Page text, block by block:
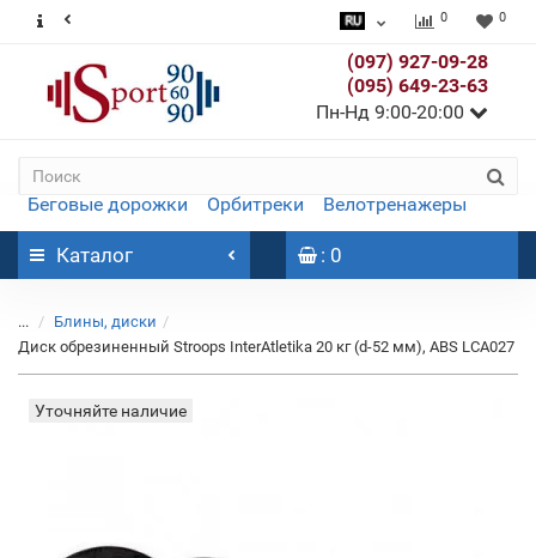
0 0
(097) 927-09-28
(095) 649-23-63
Пн-Нд 9:00-20:00
Беговые дорожки Орбитреки Велотренажеры
Каталог : 0
...
Блины, диски
Диск обрезиненный Stroops InterAtletika 20 кг (d-52 мм), ABS LСA027
Уточняйте наличие